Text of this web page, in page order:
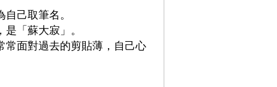
己取筆名。
「蘇大寂」。
面對過去的剪貼薄，自己心